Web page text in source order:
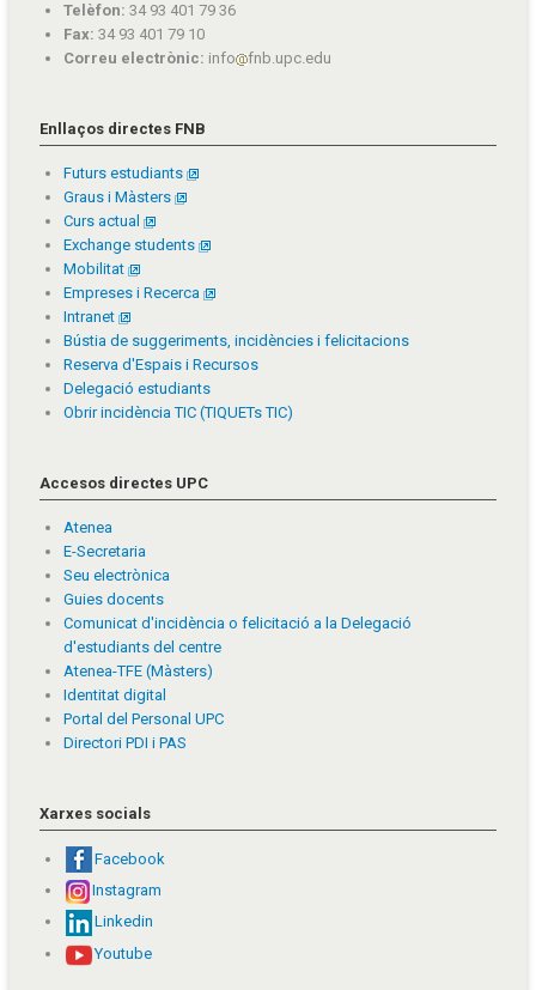
Telèfon: 34 93 401 79 36
Fax: 34 93 401 79 10
Correu electrònic: info fnb.upc.edu
Enllaços directes FNB
Futurs estudiants
Graus i Màsters
Curs actual
Exchange students
Mobilitat
Empreses i Recerca
Intranet
Bústia de suggeriments, incidències i felicitacions
Reserva d'Espais i Recursos
Delegació estudiants
Obrir incidència TIC (TIQUETs TIC)
Accesos directes UPC
Atenea
E-Secretaria
Seu electrònica
Guies docents
Comunicat d'incidència o felicitació a la Delegació
d'estudiants del centre
Atenea-TFE (Màsters)
Identitat digital
Portal del Personal UPC
Directori PDI i PAS
Xarxes socials
Facebook
Instagram
Linkedin
Youtube